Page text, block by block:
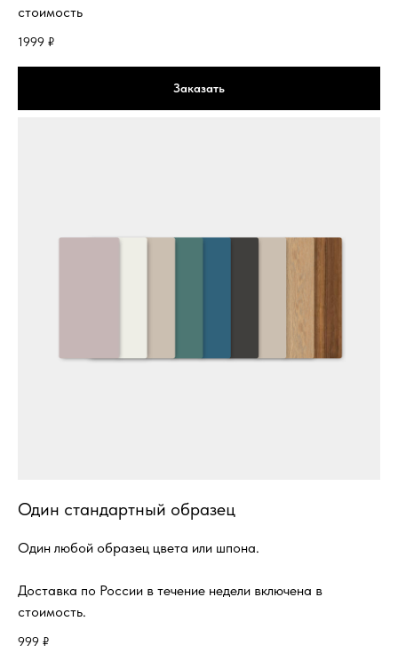
стоимость
1999 ₽
Заказать
Один стандартный образец
Один любой образец цвета или шпона.
Доставка по России в течение недели включена в
стоимость.
999 ₽